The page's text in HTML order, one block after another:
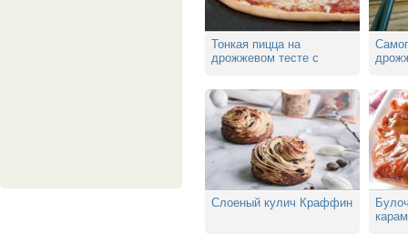
Тонкая пицца на
дрожжевом тесте с
Слоеный кулич Краффин